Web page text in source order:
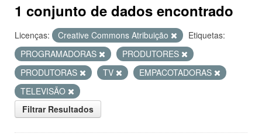
1 conjunto de dados encontrado
Licenças: Creative Commons Atribuição
Etiquetas:
PROGRAMADORAS
PRODUTORES
PRODUTORAS
TV
EMPACOTADORAS
TELEVISÃO
Filtrar Resultados